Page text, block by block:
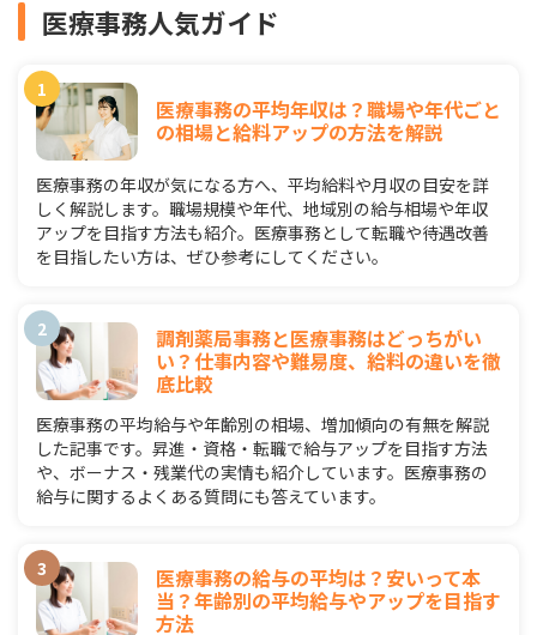
医療事務人気ガイド
医療事務の平均年収は？職場や年代ごと
の相場と給料アップの方法を解説
医療事務の年収が気になる方へ、平均給料や月収の目安を詳
しく解説します。職場規模や年代、地域別の給与相場や年収
アップを目指す方法も紹介。医療事務として転職や待遇改善
を目指したい方は、ぜひ参考にしてください。
調剤薬局事務と医療事務はどっちがい
い？仕事内容や難易度、給料の違いを徹
底比較
医療事務の平均給与や年齢別の相場、増加傾向の有無を解説
した記事です。昇進・資格・転職で給与アップを目指す方法
や、ボーナス・残業代の実情も紹介しています。医療事務の
給与に関するよくある質問にも答えています。
医療事務の給与の平均は？安いって本
当？年齢別の平均給与やアップを目指す
方法